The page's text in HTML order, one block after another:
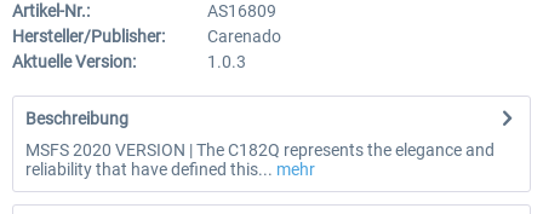
Artikel-Nr.:
AS16809
Hersteller/Publisher:
Carenado
Aktuelle Version:
1.0.3
Beschreibung
MSFS 2020 VERSION | The C182Q represents the elegance and
reliability that have defined this... mehr